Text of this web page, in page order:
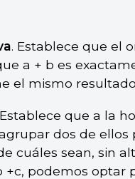
. Establece que el
a + b es
el mismo
que a la
dos de ellos
cuáles sean, sin
podemos optar